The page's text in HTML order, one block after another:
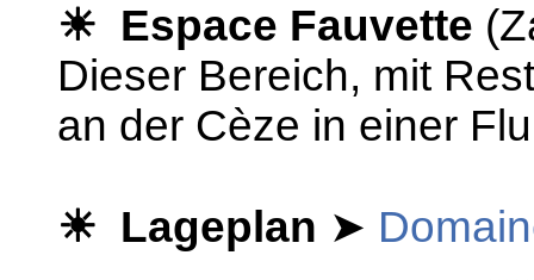
☀ Espace Fauvette
Dieser Bereich, mit
an der Cèze in einer
☀ Lageplan ➤